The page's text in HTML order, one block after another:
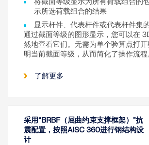
示所选荷载组合的结果
显示杆件、代表杆件或代表杆件集
通过截面等级的图形显示，您可以在
然地查看它们。无需为单个验算点打
明当前截面等级，从而简化了操作流程
了解更多
采用“BRBF（屈曲约束支撑框架）”抗
震配置，按照AISC 360进行钢结构设
计